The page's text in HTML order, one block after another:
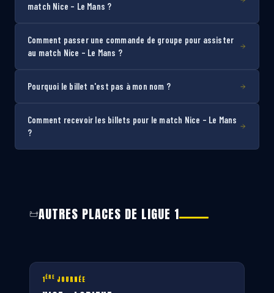
match Nice – Le Mans ?
Comment passer une commande de groupe pour assister
au match Nice – Le Mans ?
Pourquoi le billet n'est pas à mon nom ?
Comment recevoir les billets pour le match Nice – Le Mans
?
AUTRES PLACES DE LIGUE 1
1ÈRE JOURNÉE